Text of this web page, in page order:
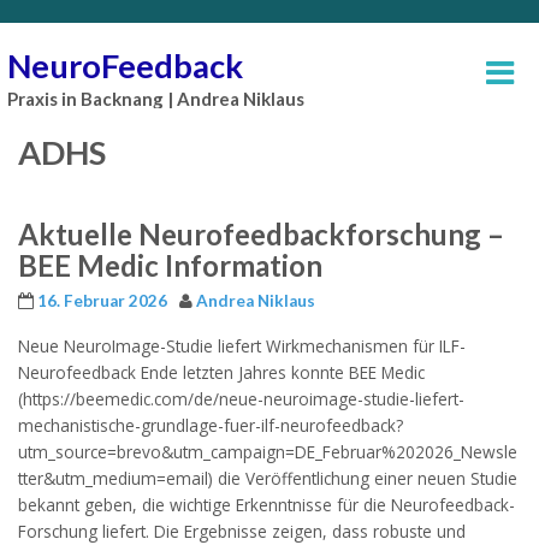
NeuroFeedback
Praxis in Backnang | Andrea Niklaus
ADHS
Aktuelle Neurofeedbackforschung –
BEE Medic Information
16. Februar 2026 Andrea Niklaus
Neue NeuroImage-Studie liefert Wirkmechanismen für ILF-
Neurofeedback Ende letzten Jahres konnte BEE Medic
(https://beemedic.com/de/neue-neuroimage-studie-liefert-
mechanistische-grundlage-fuer-ilf-neurofeedback?
utm_source=brevo&utm_campaign=DE_Februar%202026_Newsle
tter&utm_medium=email) die Veröffentlichung einer neuen Studie
bekannt geben, die wichtige Erkenntnisse für die Neurofeedback-
Forschung liefert. Die Ergebnisse zeigen, dass robuste und